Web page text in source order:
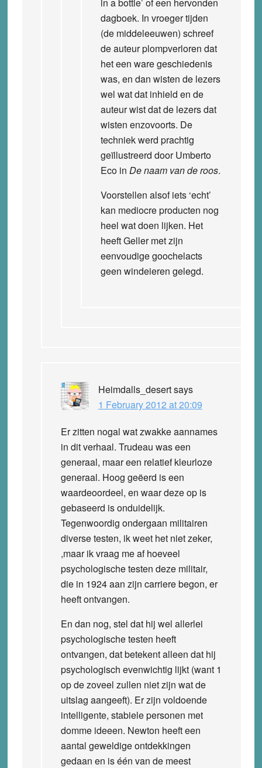
dagboek. In vroeger tijden
(de middeleeuwen) schreef
de auteur plompverloren dat
het een ware geschiedenis
was, en dan wisten de lezers
wel wat dat inhield en de
auteur wist dat de lezers dat
wisten enzovoorts. De
techniek werd prachtig
geïllustreerd door Umberto
Eco in De naam van de roos.
Voorstellen alsof iets ‘echt’
kan mediocre producten nog
heel wat doen lijken. Het
heeft Geller met zijn
eenvoudige goochelacts
geen windeieren gelegd.
Heimdalls_desertsays
1 February 2012 at 20:09
Er zitten nogal wat zwakke aannames
in dit verhaal. Trudeau was een
generaal, maar een relatief kleurloze
generaal. Hoog geëerd is een
waardeoordeel, en waar deze op is
gebaseerd is onduidelijk.
Tegenwoordig ondergaan militairen
diverse testen, ik weet het niet zeker,
,maar ik vraag me af hoeveel
psychologische testen deze militair,
die in 1924 aan zijn carriere begon, er
heeft ontvangen.
En dan nog, stel dat hij wel allerlei
psychologische testen heeft
ontvangen, dat betekent alleen dat hij
psychologisch evenwichtig lijkt (want 1
op de zoveel zullen niet zijn wat de
uitslag aangeeft). Er zijn voldoende
intelligente, stabiele personen met
domme ideeen. Newton heeft een
aantal geweldige ontdekkingen
gedaan en is één van de meest